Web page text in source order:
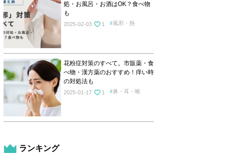
処・お風呂・お酒はOK？食べ物
も
2025-02-03 1 風邪・熱
花粉症対策のすべて。市販薬・食
べ物・漢方薬のおすすめ！痒い時
の対処法も
2025-01-17 1 鼻・耳・喉
ランキング